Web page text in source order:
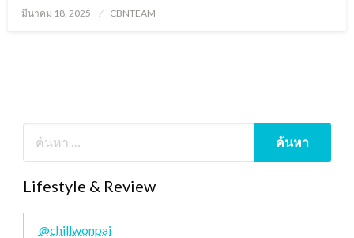
Posted
มีนาคม 18, 2025 CBNTEAM
Lifestyle & Review
@chillwonpai